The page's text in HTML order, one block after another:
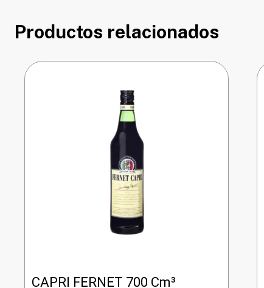
Productos relacionados
CAPRI FERNET 700 Cm³